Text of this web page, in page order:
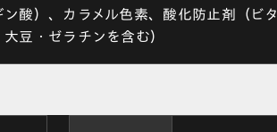
酸）、カラメル色素、酸化防止剤（ビ
豆・ゼラチンを含む）